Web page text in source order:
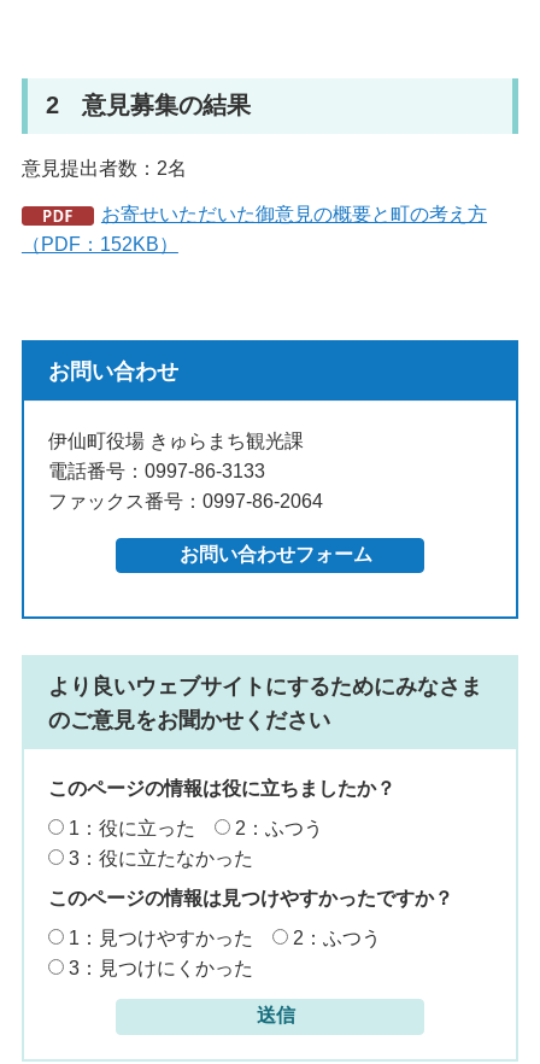
2 意見募集の結果
意見提出者数：2名
お寄せいただいた御意見の概要と町の考え方
（PDF：152KB）
お問い合わせ
伊仙町役場 きゅらまち観光課
電話番号：0997-86-3133
ファックス番号：0997-86-2064
より良いウェブサイトにするためにみなさま
のご意見をお聞かせください
このページの情報は役に立ちましたか？
1：役に立った
2：ふつう
3：役に立たなかった
このページの情報は見つけやすかったですか？
1：見つけやすかった
2：ふつう
3：見つけにくかった